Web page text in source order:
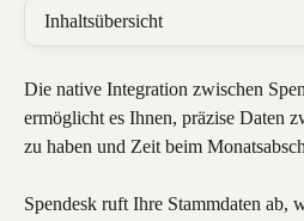
Inhaltsübersicht
Die native Integration zwischen
ermöglicht es Ihnen, präzise Daten
zu haben und Zeit beim
Spendesk ruft Ihre Stammdaten ab,